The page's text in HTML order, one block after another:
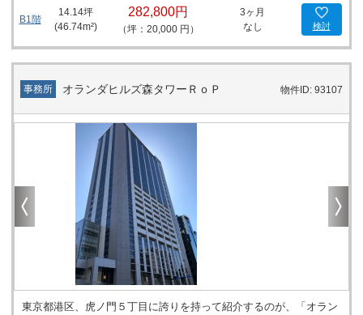
B1階
14.14坪
(46.74m²)
282,800円
（坪：20,000 円）
3ヶ月
なし
検討
事務所 オランダヒルズ森タワーＲｏＰ 物件ID: 93107
東京都港区、虎ノ門５丁目に誇りを持って紹介するのが、「オラン